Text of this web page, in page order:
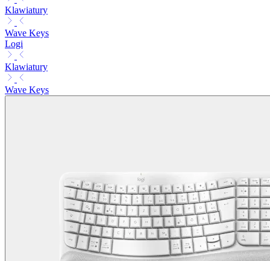
Klawiatury
Wave Keys
Logi
Klawiatury
Wave Keys